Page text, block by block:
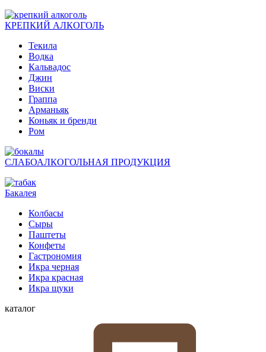
КРЕПКИЙ АЛКОГОЛЬ
Текила
Водка
Кальвадос
Джин
Виски
Граппа
Арманьяк
Коньяк и бренди
Ром
СЛАБОАЛКОГОЛЬНАЯ ПРОДУКЦИЯ
Бакалея
Колбасы
Сыры
Паштеты
Конфеты
Гастрономия
Икра черная
Икра красная
Икра щуки
каталог